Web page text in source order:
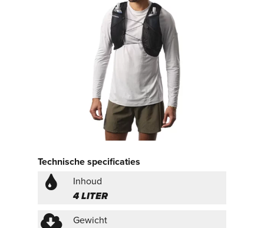
Technische specificaties
Inhoud
4 LITER
Gewicht